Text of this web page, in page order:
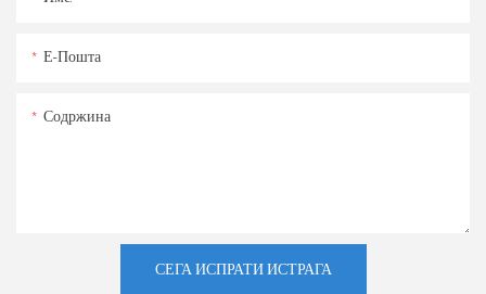
Е-Пошта
Содржина
СЕГА ИСПРАТИ ИСТРАГА